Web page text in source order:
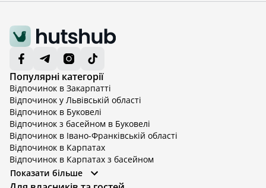
Популярні категорії
Відпочинок в Закарпатті
Відпочинок у Львівській області
Відпочинок в Буковелі
Відпочинок з басейном в Буковелі
Відпочинок в Івано-Франківській області
Відпочинок в Карпатах
Відпочинок в Карпатах з басейном
Відпочинок в Київській області
Відпочинок в Київській області з басейном
Показати більше